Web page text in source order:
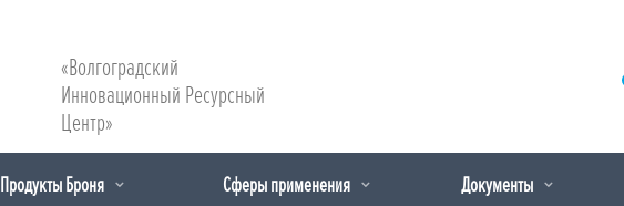
«Волгоградский
Инновационный Ресурсный
Центр»
Продукты Броня Сферы применения Документы